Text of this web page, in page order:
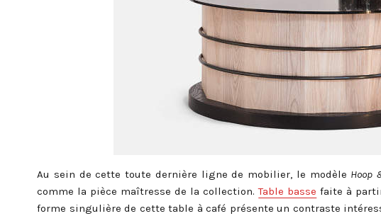
Au sein de cette toute dernière ligne de mobilier, le modèle Hoop
comme la pièce maîtresse de la collection.Table basse faite à
forme singulière de cette table à café présente un contraste